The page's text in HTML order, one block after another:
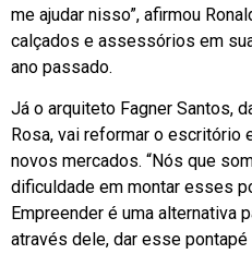
me ajudar nisso”, afirmou
calçados e assessórios em
ano passado.
Já o arquiteto Fagner Santos,
Rosa, vai reformar o escritório
novos mercados. “Nós que
dificuldade em montar esses
Empreender é uma alternativa
através dele, dar esse